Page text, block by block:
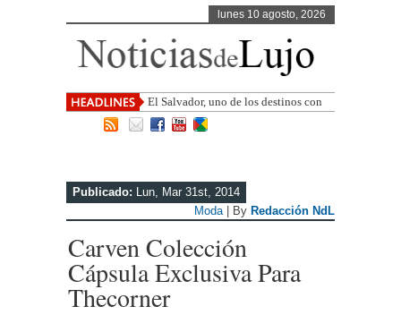
lunes 10 agosto, 2026
El Salvador, uno de los destinos con
mayor proyección de Centroamérica
Publicado: Lun, Mar 31st, 2014
Moda| By Redacción NdL
Carven Colección
Cápsula Exclusiva Para
Thecorner